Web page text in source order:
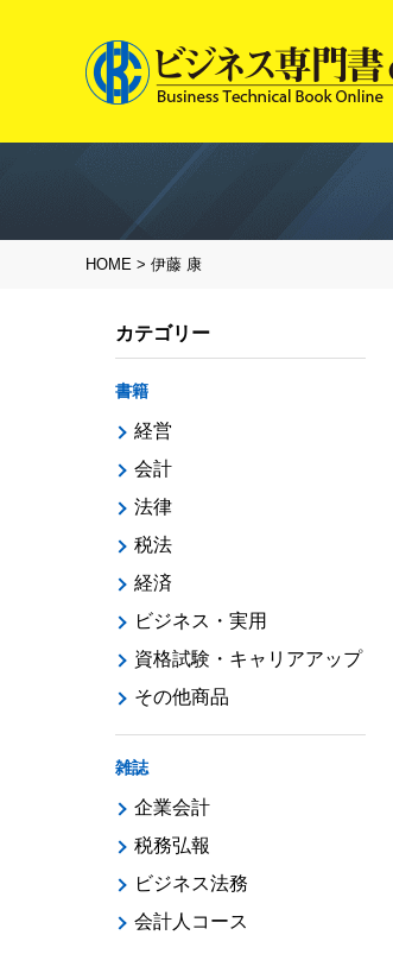
HOME > 伊藤 康
カテゴリー
書籍
経営
会計
法律
税法
経済
ビジネス・実用
資格試験・キャリアアップ
その他商品
雑誌
企業会計
税務弘報
ビジネス法務
会計人コース